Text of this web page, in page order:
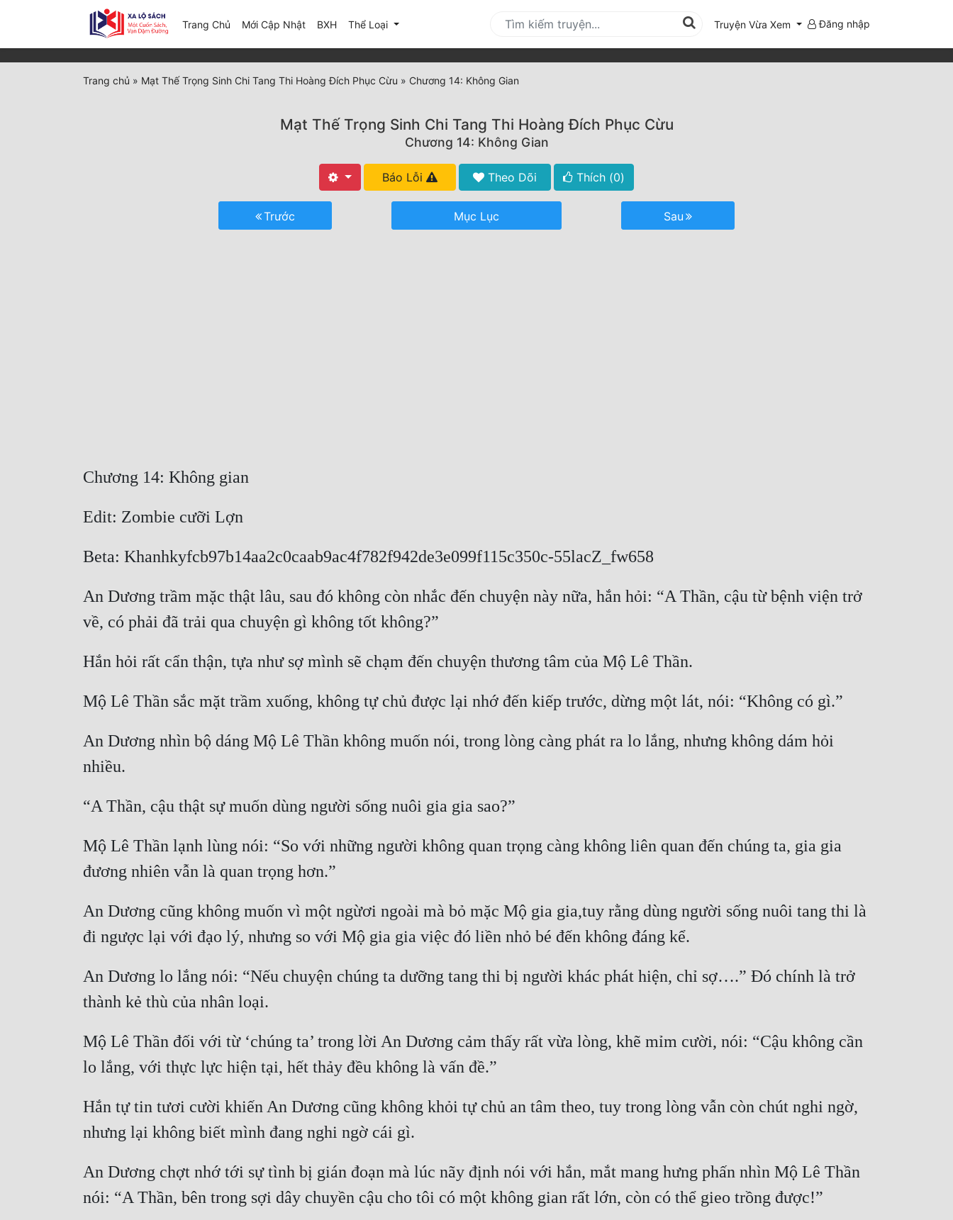
Trang Chủ Mới Cập Nhật(current)
BXH Thể Loại Truyện Vừa Xem Đăng nhập
Trang chủ » Mạt Thế Trọng Sinh Chi Tang Thi Hoàng Đích Phục Cừu » Chương 14: Không Gian
Mạt Thế Trọng Sinh Chi Tang Thi Hoàng Đích Phục Cừu
Chương 14: Không Gian
Báo Lỗi Theo Dõi Thích (0)
Trước Mục Lục Sau
Chương 14: Không gian
Edit: Zombie cưỡi Lợn
Beta: Khanhkyfcb97b14aa2c0caab9ac4f782f942de3e099f115c350c-55lacZ_fw658
An Dương trầm mặc thật lâu, sau đó không còn nhắc đến chuyện này nữa, hắn hỏi: “A Thần, cậu từ bệnh viện trở
về, có phải đã trải qua chuyện gì không tốt không?”
Hắn hỏi rất cẩn thận, tựa như sợ mình sẽ chạm đến chuyện thương tâm của Mộ Lê Thần.
Mộ Lê Thần sắc mặt trầm xuống, không tự chủ được lại nhớ đến kiếp trước, dừng một lát, nói: “Không có gì.”
An Dương nhìn bộ dáng Mộ Lê Thần không muốn nói, trong lòng càng phát ra lo lắng, nhưng không dám hỏi
nhiều.
“A Thần, cậu thật sự muốn dùng người sống nuôi gia gia sao?”
Mộ Lê Thần lạnh lùng nói: “So với những người không quan trọng càng không liên quan đến chúng ta, gia gia
đương nhiên vẫn là quan trọng hơn.”
An Dương cũng không muốn vì một ngừơi ngoài mà bỏ mặc Mộ gia gia,tuy rằng dùng người sống nuôi tang thi là
đi ngược lại với đạo lý, nhưng so với Mộ gia gia việc đó liền nhỏ bé đến không đáng kể.
An Dương lo lắng nói: “Nếu chuyện chúng ta dưỡng tang thi bị người khác phát hiện, chỉ sợ….” Đó chính là trở
thành kẻ thù của nhân loại.
Mộ Lê Thần đối với từ ‘chúng ta’ trong lời An Dương cảm thấy rất vừa lòng, khẽ mỉm cười, nói: “Cậu không cần
lo lắng, với thực lực hiện tại, hết thảy đều không là vấn đề.”
Hắn tự tin tươi cười khiến An Dương cũng không khỏi tự chủ an tâm theo, tuy trong lòng vẫn còn chút nghi ngờ,
nhưng lại không biết mình đang nghi ngờ cái gì.
An Dương chợt nhớ tới sự tình bị gián đoạn mà lúc nãy định nói với hắn, mắt mang hưng phấn nhìn Mộ Lê Thần
nói: “A Thần, bên trong sợi dây chuyền cậu cho tôi có một không gian rất lớn, còn có thể gieo trồng được!”